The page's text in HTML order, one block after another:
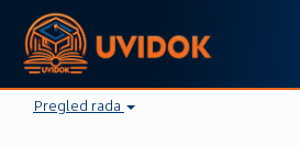
Pregled rada